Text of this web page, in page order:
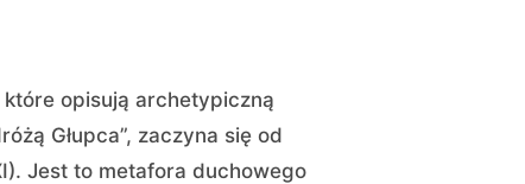
opisują archetypiczną
Głupca”, zaczyna się od
Jest to metafora duchowego